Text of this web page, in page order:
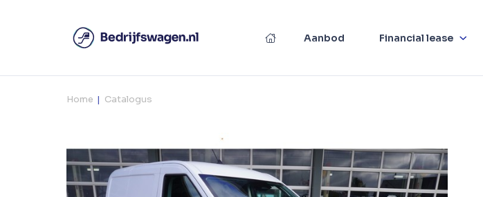
Aanbod Financial lease
Home Catalogus